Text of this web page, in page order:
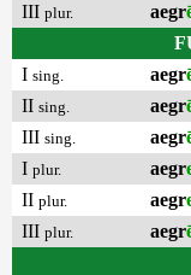
III plur. aegr
I sing. aegr
II sing. aegr
III sing. aegr
I plur. aegr
II plur. aegr
III plur. aegr